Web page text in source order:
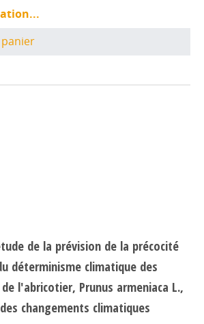
de la prévision de la précocité
déterminisme climatique des
l'abricotier, Prunus armeniaca L.,
changements climatiques